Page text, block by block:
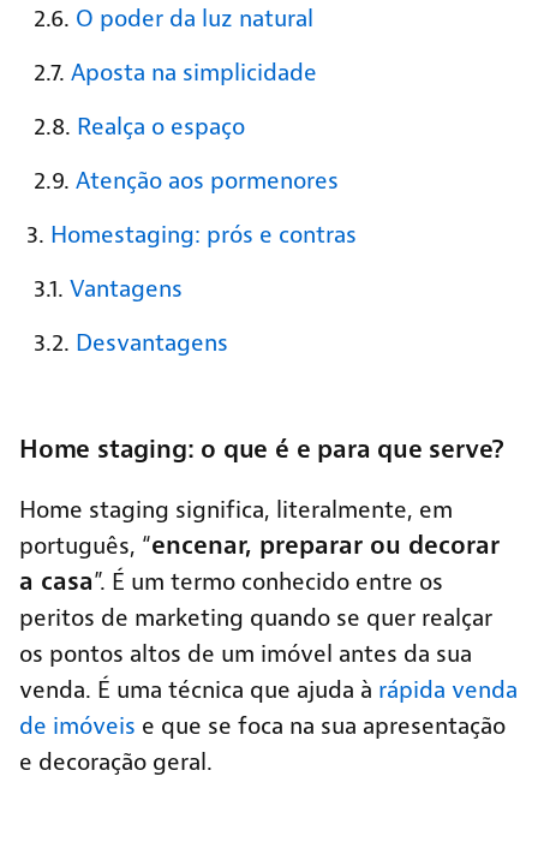
O poder da luz natural
Aposta na simplicidade
Realça o espaço
Atenção aos pormenores
Homestaging: prós e contras
Vantagens
Desvantagens
Home staging: o que é e para que serve?
Home staging significa, literalmente, em
português, “encenar, preparar ou decorar
a casa”. É um termo conhecido entre os
peritos de marketing quando se quer realçar
os pontos altos de um imóvel antes da sua
venda. É uma técnica que ajuda à rápida venda
de imóveis e que se foca na sua apresentação
e decoração geral.